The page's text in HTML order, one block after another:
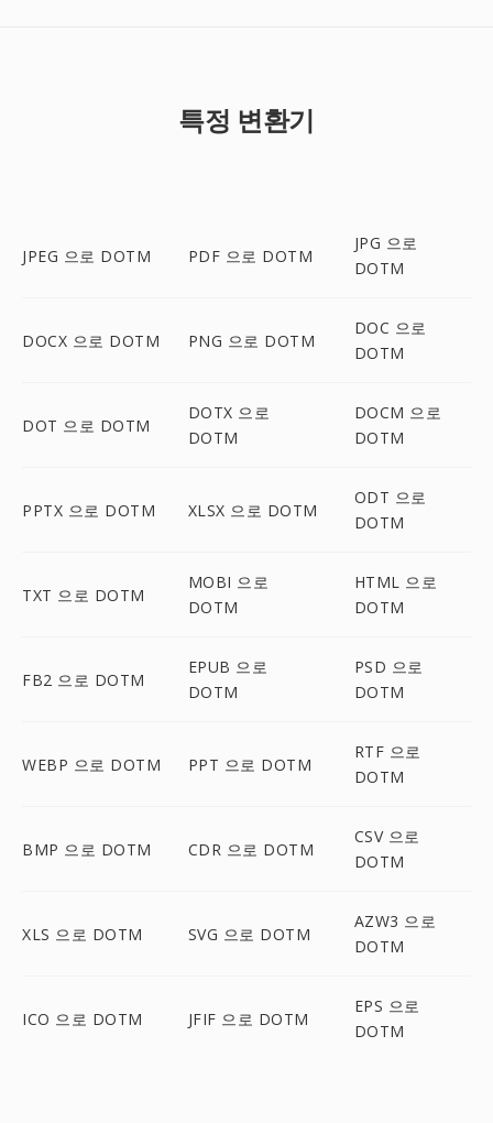
특정 변환기
JPEG 으로 DOTM PDF 으로 DOTM
JPG 으로
DOTM
DOCX 으로 DOTM PNG 으로 DOTM
DOC 으로
DOTM
DOT 으로 DOTM
DOTX 으로
DOTM
DOCM 으로
DOTM
PPTX 으로 DOTM XLSX 으로 DOTM
ODT 으로
DOTM
TXT 으로 DOTM
MOBI 으로
DOTM
HTML 으로
DOTM
FB2 으로 DOTM
EPUB 으로
DOTM
PSD 으로
DOTM
WEBP 으로 DOTM PPT 으로 DOTM
RTF 으로
DOTM
BMP 으로 DOTM CDR 으로 DOTM
CSV 으로
DOTM
XLS 으로 DOTM SVG 으로 DOTM
AZW3 으로
DOTM
ICO 으로 DOTM JFIF 으로 DOTM
EPS 으로
DOTM